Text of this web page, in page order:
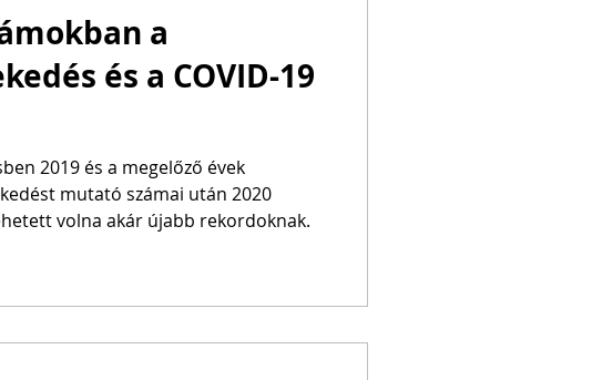
a
és a COVID-19
2019 és a megelőző évek
mutató számai után 2020
volna akár újabb rekordoknak.